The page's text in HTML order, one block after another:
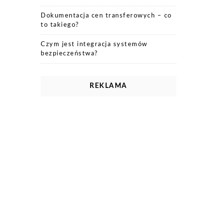
Dokumentacja cen transferowych – co
to takiego?
Czym jest integracja systemów
bezpieczeństwa?
REKLAMA